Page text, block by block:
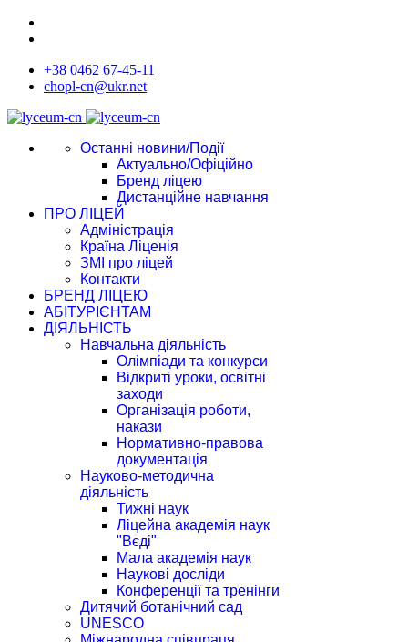
+38 0462 67-45-11
chopl-cn@ukr.net
Останні новини/Події
Актуально/Офіційно
Бренд ліцею
Дистанційне навчання
ПРО ЛІЦЕЙ
Адміністрація
Країна Ліценія
ЗМІ про ліцей
Контакти
БРЕНД ЛІЦЕЮ
АБІТУРІЄНТАМ
ДІЯЛЬНІСТЬ
Навчальна діяльність
Олімпіади та конкурси
Відкриті уроки, освітні
заходи
Організація роботи,
накази
Нормативно-правова
документація
Науково-методична
діяльність
Тижні наук
Ліцейна академія наук
"Вєді"
Мала академія наук
Наукові досліди
Конференції та тренінги
Дитячий ботанічний сад
UNESCO